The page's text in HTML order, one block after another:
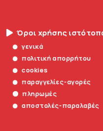
Όροι χρήσης
γενικά
πολιτική απορρήτου
cookies
παραγγελίες-αγορές
πληρωμές
αποστολές-παραλαβές